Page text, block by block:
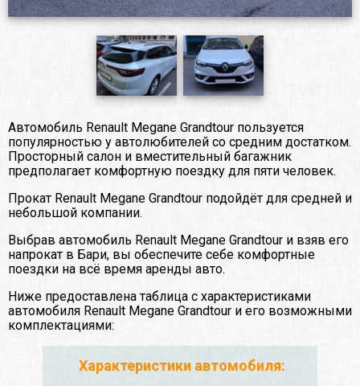
Автомобиль Renault Megane Grandtour пользуется
популярностью у автолюбителей со средним достатком.
Просторный салон и вместительный багажник
предполагает комфортную поездку для пяти человек.
Прокат Renault Megane Grandtour подойдёт для средней и
небольшой компании.
Выбрав автомобиль Renault Megane Grandtour и взяв его
напрокат в Бари, вы обеспечите себе комфортные
поездки на всё время аренды авто.
Ниже предоставлена таблица с характеристиками
автомобиля Renault Megane Grandtour и его возможными
комплектациями:
Характеристики автомобиля: